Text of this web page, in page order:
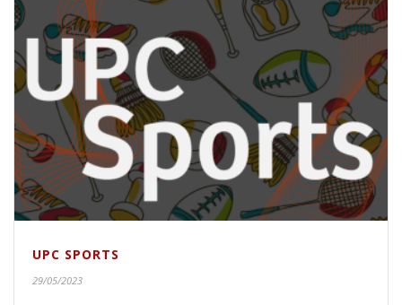
UPC SPORTS
29/05/2023